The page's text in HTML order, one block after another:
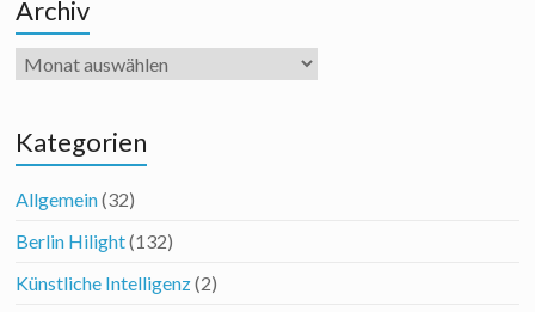
Archiv
Archiv
Kategorien
Allgemein(32)
Berlin Hilight(132)
Künstliche Intelligenz(2)